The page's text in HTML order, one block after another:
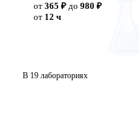
от 365 ₽ до 980 ₽
от 12 ч
В 19 лабораториях